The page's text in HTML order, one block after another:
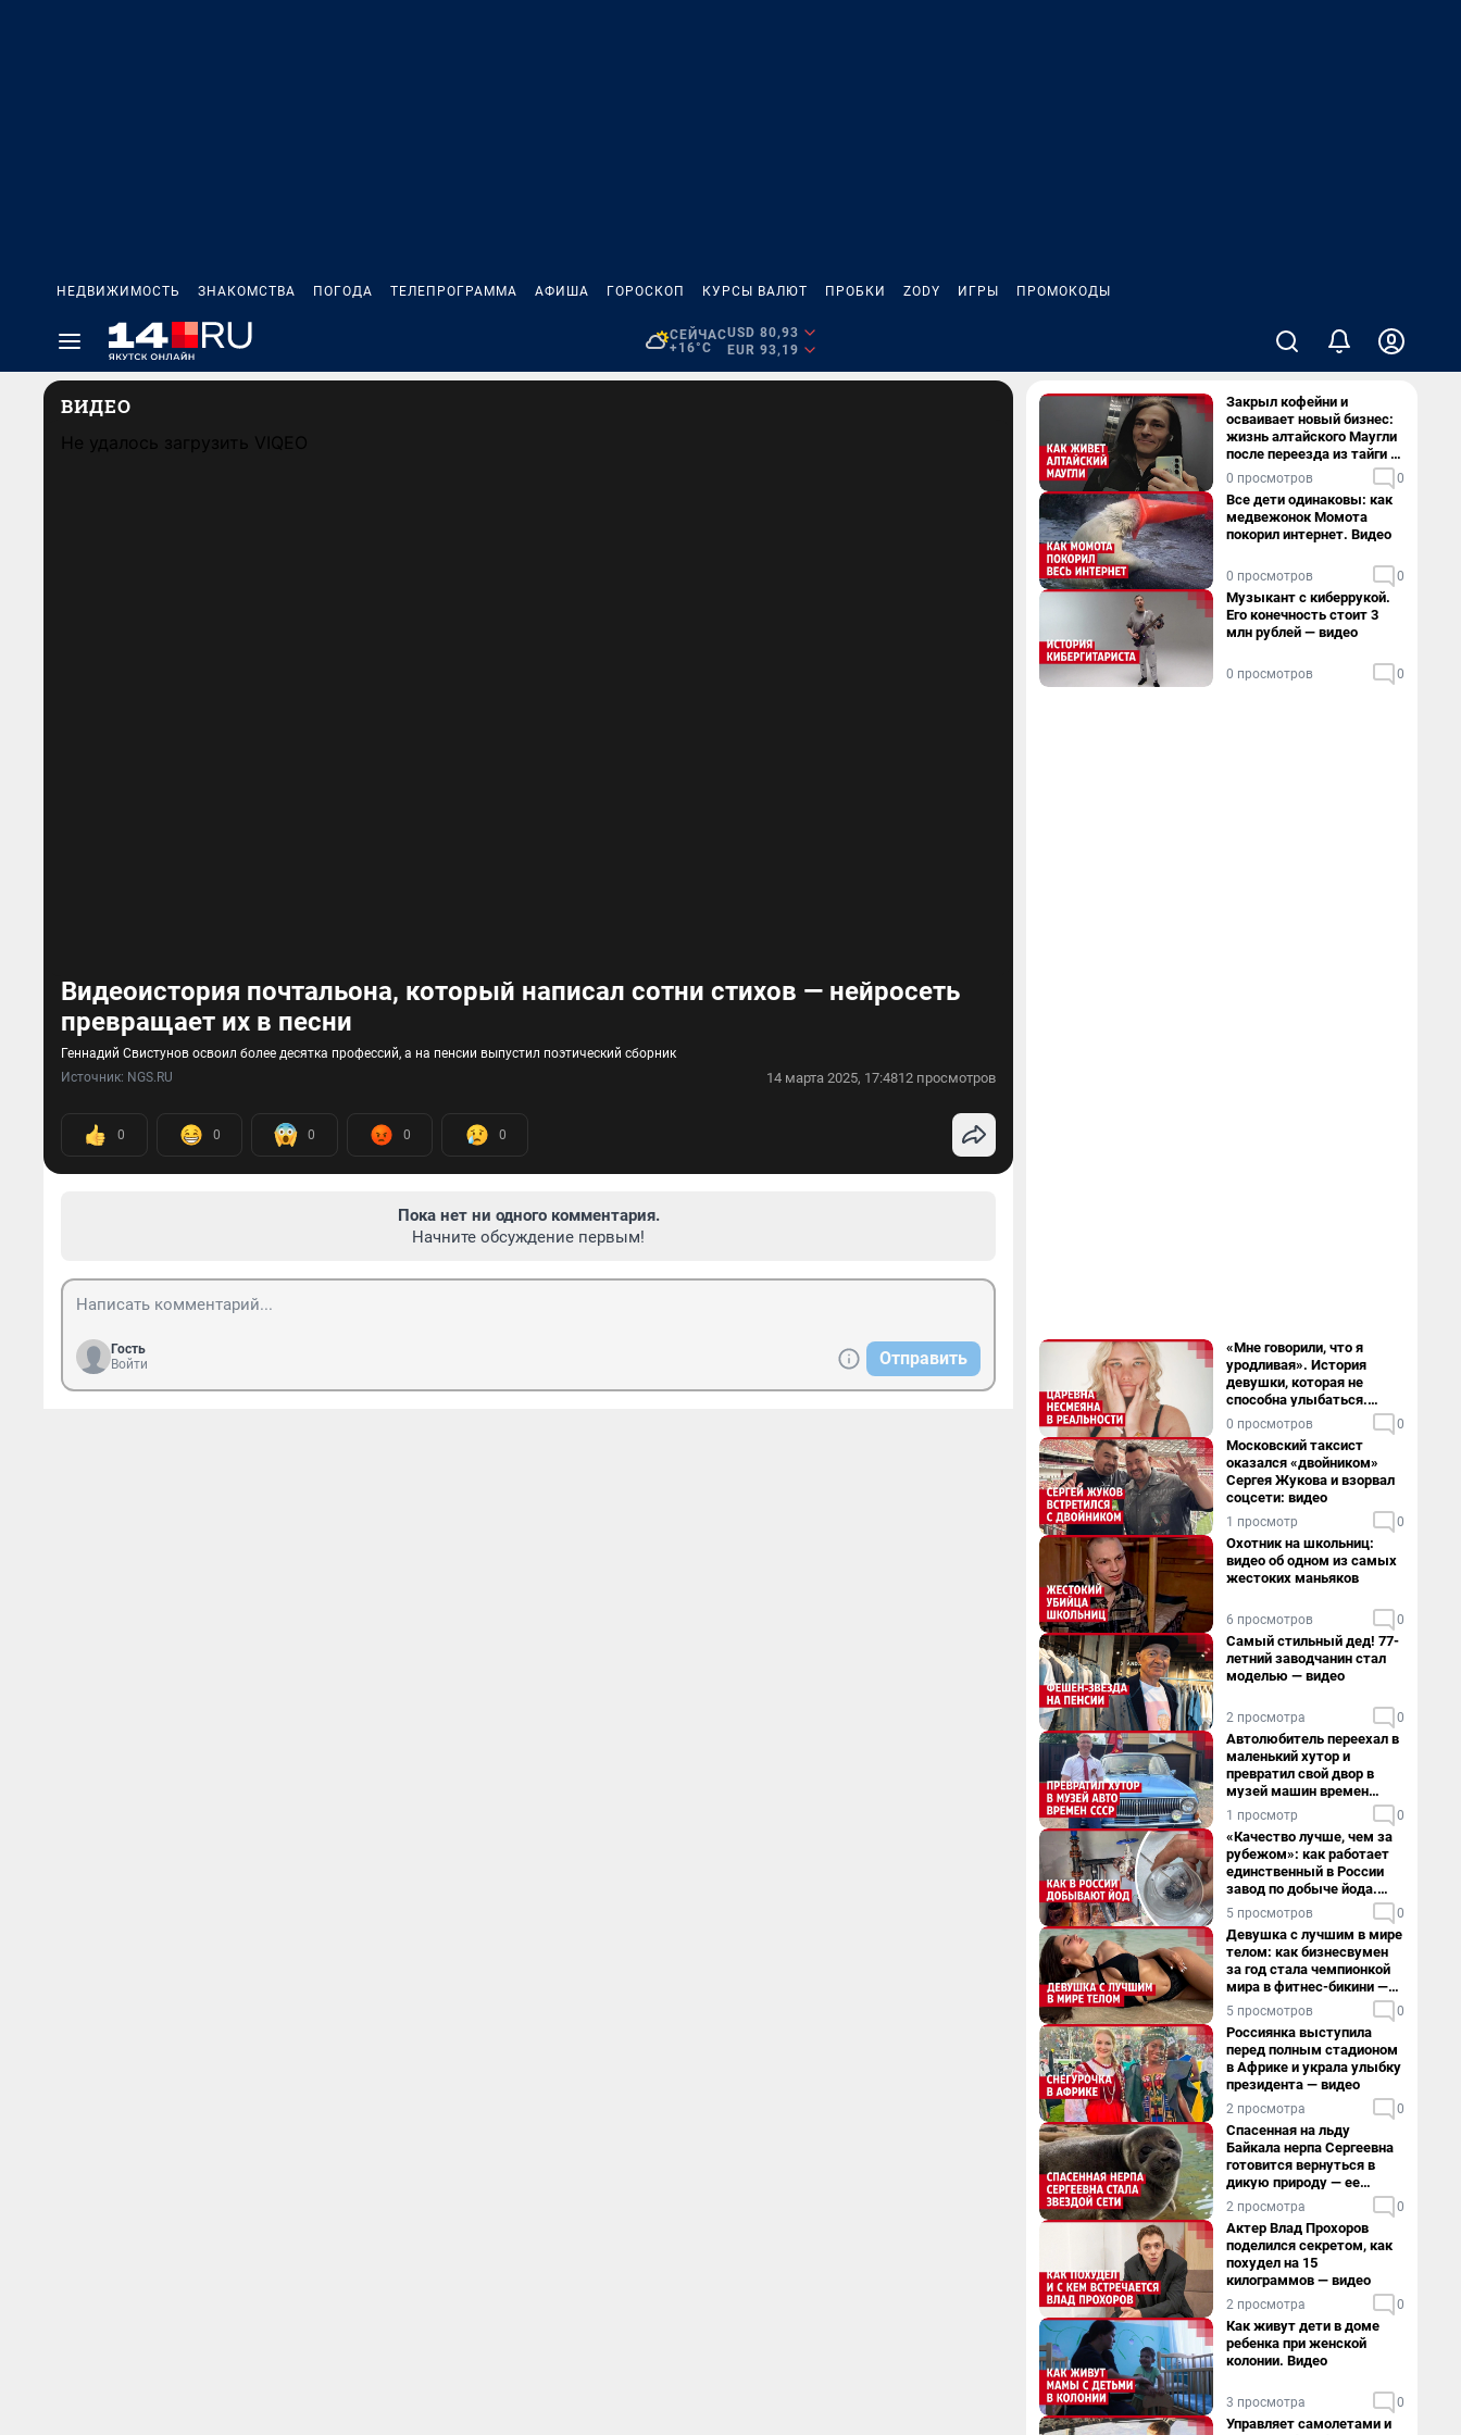
НЕДВИЖИМОСТЬ ЗНАКОМСТВА ПОГОДА ТЕЛЕПРОГРАММА АФИША ГОРОСКОП КУРСЫ ВАЛЮТ ПРОБКИ ZODY ИГРЫ ПРОМОКОДЫ
СЕЙЧАС
+16°C
USD 80,93
EUR 93,19
ВИДЕО
Не удалось загрузить VIQEO
Видеоистория почтальона, который написал сотни стихов — нейросеть
превращает их в песни
Геннадий Свистунов освоил более десятка профессий, а на пенсии выпустил поэтический сборник
Источник: NGS.RU 14 марта 2025, 17:4812 просмотров
0 0 0 0 0
Пока нет ни одного комментария.
Начните обсуждение первым!
Гость
Войти
Отправить
Закрыл кофейни и
осваивает новый бизнес:
жизнь алтайского Маугли
после переезда из тайги в
столицу
0 просмотров 0
Все дети одинаковы: как
медвежонок Момота
покорил интернет. Видео
0 просмотров 0
Музыкант с киберрукой.
Его конечность стоит 3
млн рублей — видео
0 просмотров 0
«Мне говорили, что я
уродливая». История
девушки, которая не
способна улыбаться.
Видео
0 просмотров 0
Московский таксист
оказался «двойником»
Сергея Жукова и взорвал
соцсети: видео
1 просмотр 0
Охотник на школьниц:
видео об одном из самых
жестоких маньяков
6 просмотров 0
Самый стильный дед! 77-
летний заводчанин стал
моделью — видео
2 просмотра 0
Автолюбитель переехал в
маленький хутор и
превратил свой двор в
музей машин времен
СССР. Видео
1 просмотр 0
«Качество лучше, чем за
рубежом»: как работает
единственный в России
завод по добыче йода.
Видео
5 просмотров 0
Девушка с лучшим в мире
телом: как бизнесвумен
за год стала чемпионкой
мира в фитнес-бикини —
видео
5 просмотров 0
Россиянка выступила
перед полным стадионом
в Африке и украла улыбку
президента — видео
2 просмотра 0
Спасенная на льду
Байкала нерпа Сергеевна
готовится вернуться в
дикую природу — ее
видеоистория
2 просмотра 0
Актер Влад Прохоров
поделился секретом, как
похудел на 15
килограммов — видео
2 просмотра 0
Как живут дети в доме
ребенка при женской
колонии. Видео
3 просмотра 0
Управляет самолетами и